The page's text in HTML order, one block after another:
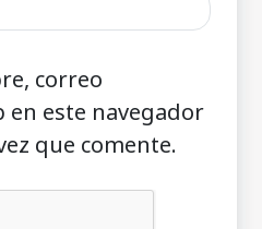
correo
en este navegador
que comente.